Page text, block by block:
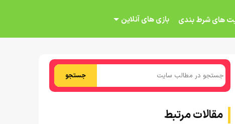
های شرط بندی بازی های آنلاین
جستجو
مقالات مرتبط